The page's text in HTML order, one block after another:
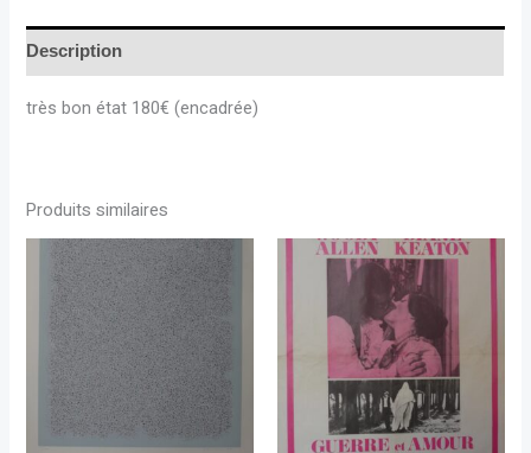
Description
très bon état 180€ (encadrée)
Produits similaires